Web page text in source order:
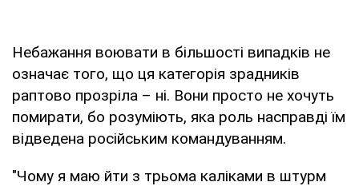
Небажання воювати в більшості випадків не
означає того, що ця категорія зрадників
раптово прозріла – ні. Вони просто не хочуть
помирати, бо розуміють, яка роль насправді їм
відведена російським командуванням.
"Чому я маю йти з трьома каліками в штурм